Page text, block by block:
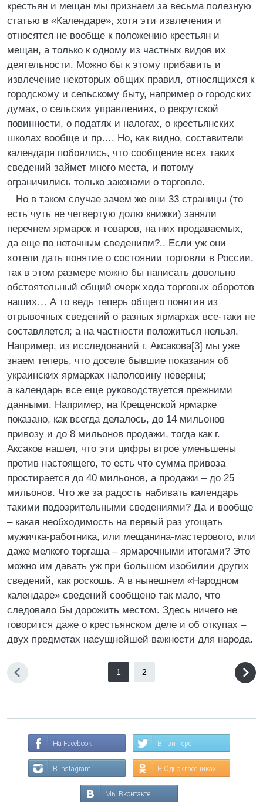
крестьян и мещан мы признаем за весьма полезную
статью в «Календаре», хотя эти извлечения и
относятся не вообще к положению крестьян и
мещан, а только к одному из частных видов их
деятельности. Можно бы к этому прибавить и
извлечение некоторых общих правил, относящихся к
городскому и сельскому быту, например о городских
думах, о сельских управлениях, о рекрутской
повинности, о податях и налогах, о крестьянских
школах вообще и пр…. Но, как видно, составители
календаря побоялись, что сообщение всех таких
сведений займет много места, и потому
ограничились только законами о торговле.
Но в таком случае зачем же они 33 страницы (то
есть чуть не четвертую долю книжки) заняли
перечнем ярмарок и товаров, на них продаваемых,
да еще по неточным сведениям?.. Если уж они
хотели дать понятие о состоянии торговли в России,
так в этом размере можно бы написать довольно
обстоятельный общий очерк хода торговых оборотов
наших… А то ведь теперь общего понятия из
отрывочных сведений о разных ярмарках все-таки не
составляется; а на частности положиться нельзя.
Например, из исследований г. Аксакова[3] мы уже
знаем теперь, что доселе бывшие показания об
украинских ярмарках наполовину неверны;
а календарь все еще руководствуется прежними
данными. Например, на Крещенской ярмарке
показано, как всегда делалось, до 14 мильонов
привозу и до 8 мильонов продажи, тогда как г.
Аксаков нашел, что эти цифры втрое уменьшены
против настоящего, то есть что сумма привоза
простирается до 40 мильонов, а продажи – до 25
мильонов. Что же за радость набивать календарь
такими подозрительными сведениями? Да и вообще
– какая необходимость на первый раз угощать
мужичка-работника, или мещанина-мастерового, или
даже мелкого торгаша – ярмарочными итогами? Это
можно им давать уж при большом изобилии других
сведений, как роскошь. А в нынешнем «Народном
календаре» сведений сообщено так мало, что
следовало бы дорожить местом. Здесь ничего не
говорится даже о крестьянском деле и об откупах –
двух предметах насущнейшей важности для народа.
1 2
На Facebook В Твиттере
В Instagram В Одноклассниках
Мы Вконтакте